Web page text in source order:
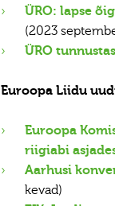
ÜRO: lapse
(2023
ÜRO
Euroopa Liidu
Euroopa
riigiabi
Aarhusi
kevad)